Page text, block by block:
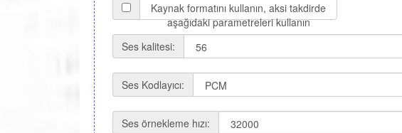
Kaynak formatını kullanın, aksi takdirde
aşağıdaki parametreleri kullanın
Ses kalitesi:
Ses Kodlayıcı:
Ses örnekleme hızı: